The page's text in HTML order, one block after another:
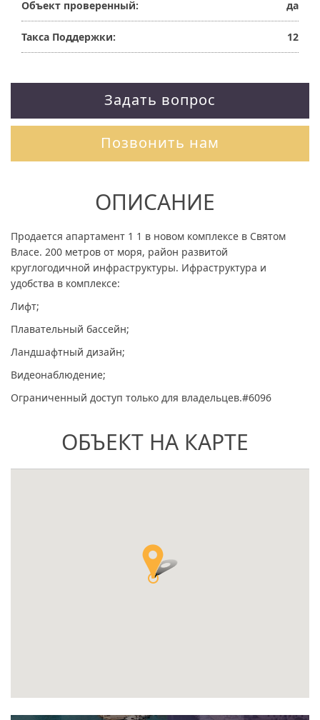
Объект проверенный: да
Такса Поддержки: 12
Задать вопрос
Позвонить нам
ОПИСАНИЕ
Продается апартамент 1 1 в новом комплексе в Святом
Власе. 200 метров от моря, район развитой
круглогодичной инфраструктуры. Ифраструктура и
удобства в комплексе:
Лифт;
Плавательный бассейн;
Ландшафтный дизайн;
Видеонаблюдение;
Ограниченный доступ только для владельцев.#6096
ОБЪЕКТ НА КАРТЕ